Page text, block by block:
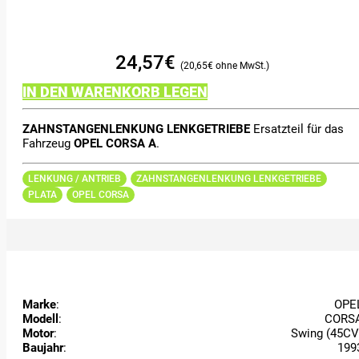
24,57€ 20,65€
IN DEN WARENKORB LEGEN
ZAHNSTANGENLENKUNG LENKGETRIEBEErsatzteil für das
Fahrzeug OPEL CORSA A.
LENKUNG / ANTRIEB
ZAHNSTANGENLENKUNG LENKGETRIEBE
PLATA
OPEL CORSA
Marke:
Modell :
Motor:
Swing
Baujahr: